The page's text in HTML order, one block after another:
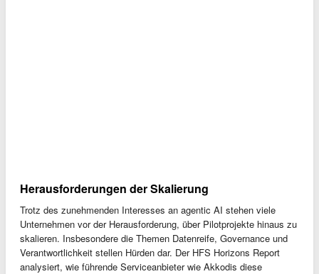
Herausforderungen der Skalierung
Trotz des zunehmenden Interesses an agentic AI stehen viele
Unternehmen vor der Herausforderung, über Pilotprojekte hinaus zu
skalieren. Insbesondere die Themen Datenreife, Governance und
Verantwortlichkeit stellen Hürden dar. Der HFS Horizons Report
analysiert, wie führende Serviceanbieter wie Akkodis diese